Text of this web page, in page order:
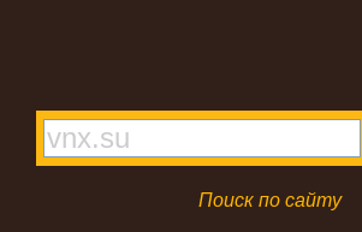
Поиск по сайту